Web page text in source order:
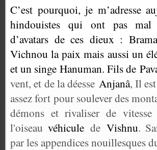
C’est pourquoi, je m’adresse
hindouistes qui ont pas
d’avatars de ces dieux :
Vichnou la paix mais aussi un
et un singe Hanuman. Fils de
vent, et de la déesse Anjanâ, Il
assez fort pour soulever des
démons et rivaliser de vitesse
l'oiseau véhiculede Vishnu.
par les appendices nouillesques